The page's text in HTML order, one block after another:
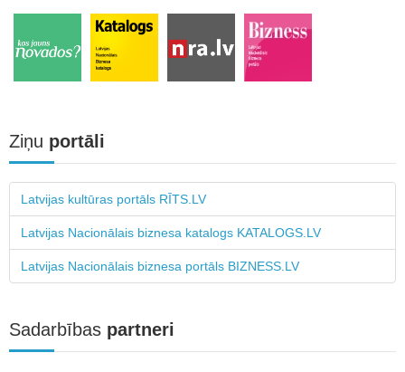
Ziņu portāli
Latvijas kultūras portāls RĪTS.LV
Latvijas Nacionālais biznesa katalogs KATALOGS.LV
Latvijas Nacionālais biznesa portāls BIZNESS.LV
Sadarbības partneri